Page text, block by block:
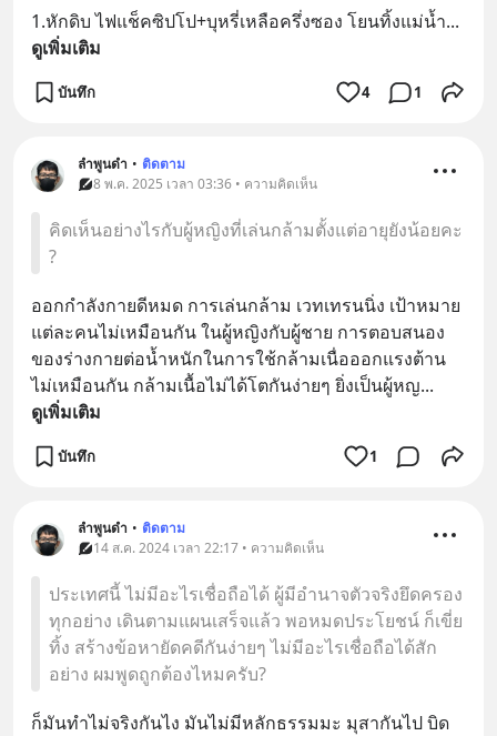
1.หักดิบ ไฟแช็คซิปโป+บุหรี่เหลือครึ่งซอง โยนทิ้งแม่น้ำ...
ดูเพิ่มเติม
บันทึก 4 1
ลำพูนดำ • ติดตาม
8 พ.ค. 2025 เวลา 03:36 • ความคิดเห็น
คิดเห็นอย่างไรกับผู้หญิงที่เล่นกล้ามตั้งแต่อายุยังน้อยคะ
?
ออกกำลังกายดีหมด การเล่นกล้าม เวทเทรนนิ่ง เป้าหมาย
แต่ละคนไม่เหมือนกัน ในผู้หญิงกับผู้ชาย การตอบสนอง
ของร่างกายต่อน้ำหนักในการใช้กล้ามเนื่อออกแรงต้าน
ไม่เหมือนกัน กล้ามเนื้อไม่ได้โตกันง่ายๆ ยิ่งเป็นผู้หญ...
ดูเพิ่มเติม
บันทึก 1
ลำพูนดำ • ติดตาม
14 ส.ค. 2024 เวลา 22:17 • ความคิดเห็น
ประเทศนี้ ไม่มีอะไรเชื่อถือได้ ผู้มีอำนาจตัวจริงยึดครอง
ทุกอย่าง เดินตามแผนเสร็จแล้ว พอหมดประโยชน์ ก็เขี่ย
ทิ้ง สร้างข้อหายัดคดีกันง่ายๆ ไม่มีอะไรเชื่อถือได้สัก
อย่าง ผมพูดถูกต้องไหมครับ?
ก็มันทำไม่จริงกันไง มันไม่มีหลักธรรมมะ มุสากันไป บิด